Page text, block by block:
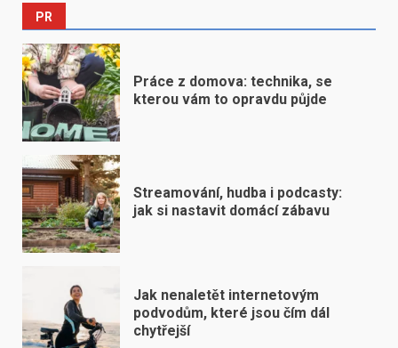
PR
Práce z domova: technika, se
kterou vám to opravdu půjde
Streamování, hudba i podcasty:
jak si nastavit domácí zábavu
Jak nenaletět internetovým
podvodům, které jsou čím dál
chytřejší